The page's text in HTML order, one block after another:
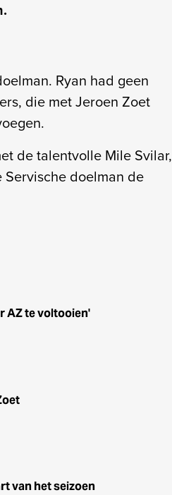
Ryan had geen
die met Jeroen Zoet
de talentvolle Mile Svilar,
doelman de
AZ te voltooien'
van het seizoen